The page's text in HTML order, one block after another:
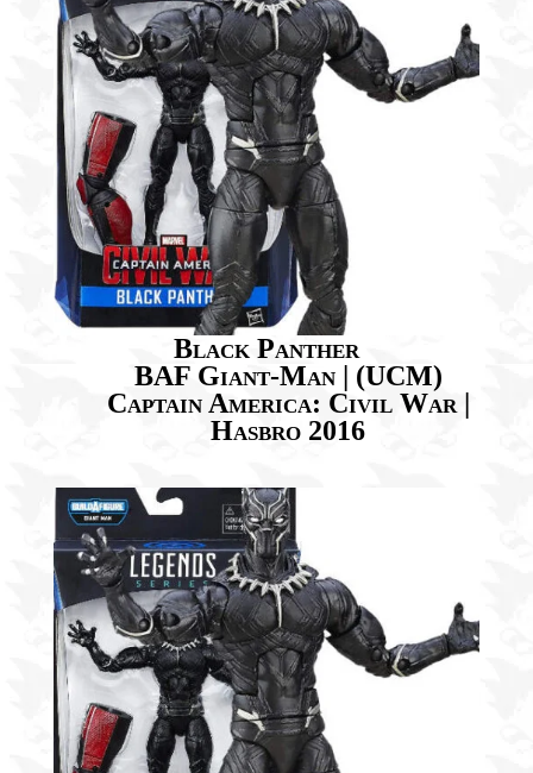
Black Panther
BAF Giant-Man | (UCM)
Captain America: Civil War |
Hasbro 2016